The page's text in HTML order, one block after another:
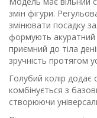
змін фігури.
змінювати посадку
формують акуратний
приємний до тіла
зручність протягом
Голубий колір додає
комбінується з
створюючи